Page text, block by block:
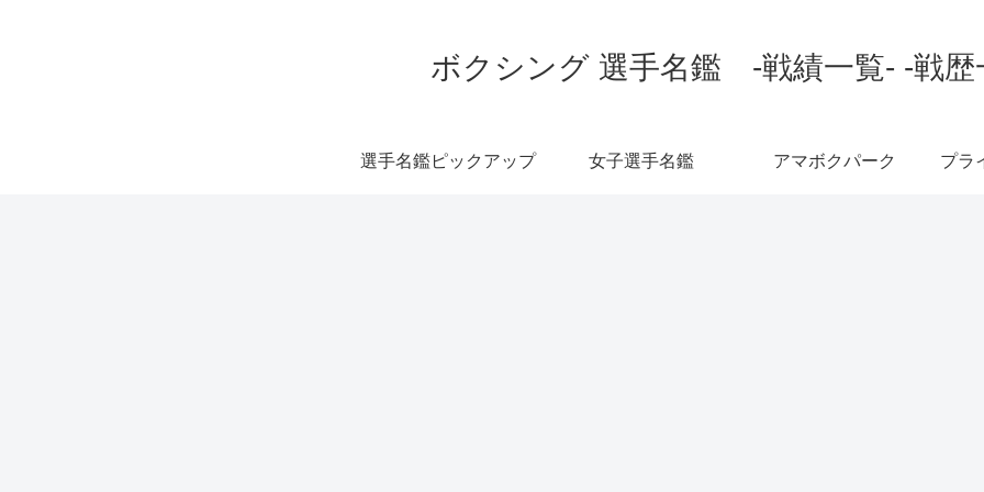
ボクシング 選手名鑑 -戦績一覧- -戦歴
選手名鑑ピックアップ 女子選手名鑑 アマボクパーク プラ